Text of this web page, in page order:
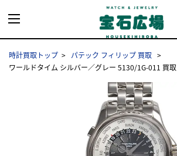
時計買取トップ
パテック フィリップ 買取
ワールドタイム シルバー／グレー 5130/1G-011 買取